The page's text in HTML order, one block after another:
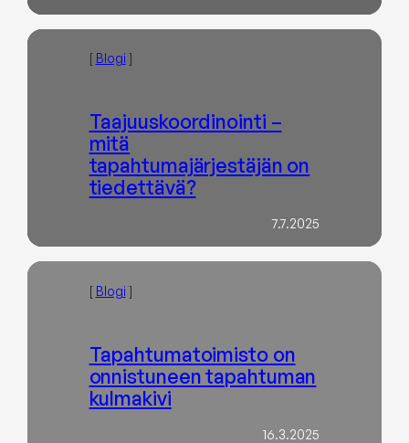
[ Blogi ]
Taajuuskoordinointi –
mitä
tapahtumajärjestäjän on
tiedettävä?
7.7.2025
[ Blogi ]
Tapahtumatoimisto on
onnistuneen tapahtuman
kulmakivi
16.3.2025